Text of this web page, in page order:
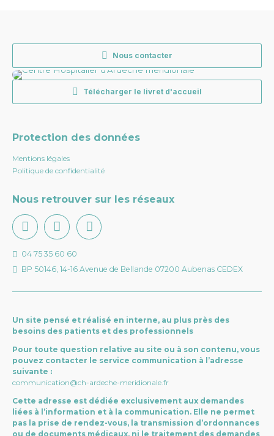
Nous contacter
Télécharger le livret d'accueil
Protection des données
Mentions légales
Politique de confidentialité
Nous retrouver sur les réseaux
04 75 35 60 60
BP 50146, 14-16 Avenue de Bellande 07200 Aubenas CEDEX
Un site pensé et réalisé en interne, au plus près des
besoins des patients et des professionnels
Pour toute question relative au site ou à son contenu, vous
pouvez contacter le service communication à l’adresse
suivante :
communication@ch-ardeche-meridionale.fr
Cette adresse est dédiée exclusivement aux demandes
liées à l’information et à la communication. Elle ne permet
pas la prise de rendez-vous, la transmission d’ordonnances
ou de documents médicaux, ni le traitement des demandes